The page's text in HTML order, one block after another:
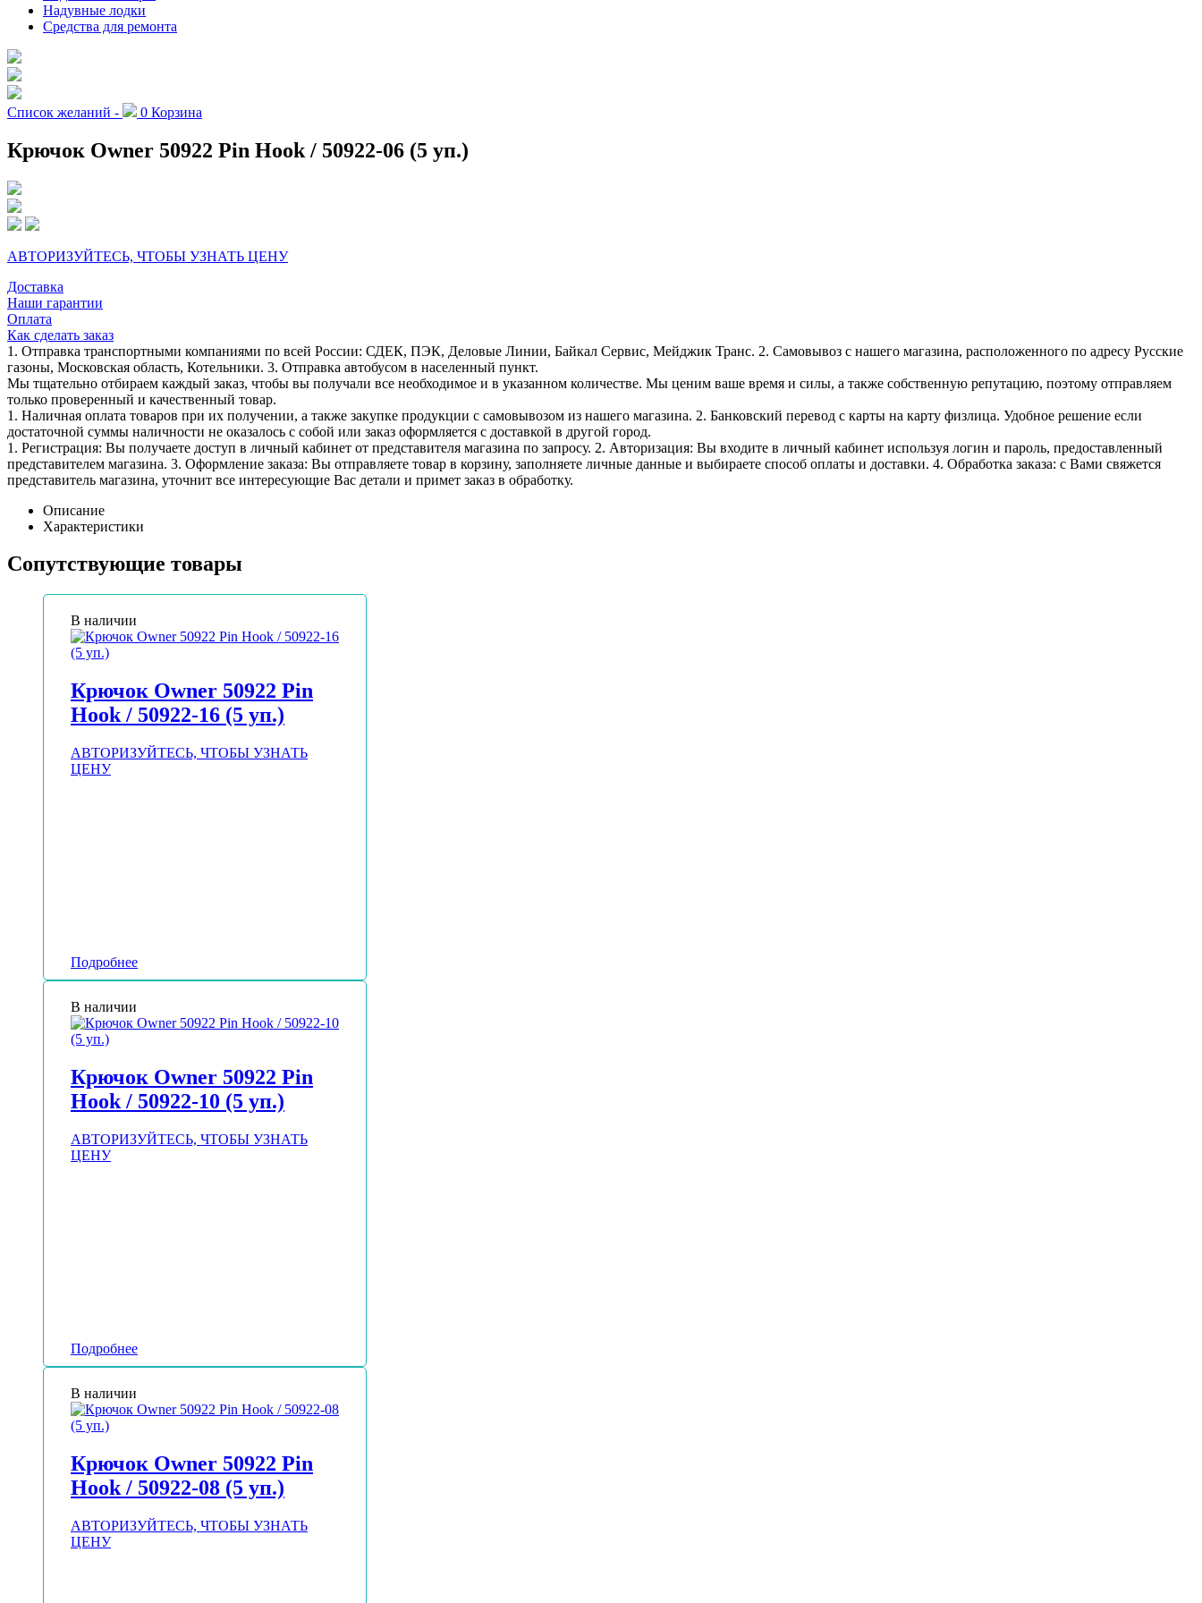
Надувные лодки
Средства для ремонта
Список желаний - 0 Корзина
Крючок Owner 50922 Pin Hook / 50922-06 (5 уп.)
АВТОРИЗУЙТЕСЬ, ЧТОБЫ УЗНАТЬ ЦЕНУ
Доставка
Наши гарантии
Оплата
Как сделать заказ
1. Отправка транспортными компаниями по всей России: СДЕК, ПЭК, Деловые Линии, Байкал Сервис, Мейджик Транс. 2. Самовывоз с нашего магазина, расположенного по адресу Русские
газоны, Московская область, Котельники. 3. Отправка автобусом в населенный пункт.
Мы тщательно отбираем каждый заказ, чтобы вы получали все необходимое и в указанном количестве. Мы ценим ваше время и силы, а также собственную репутацию, поэтому отправляем
только проверенный и качественный товар.
1. Наличная оплата товаров при их получении, а также закупке продукции с самовывозом из нашего магазина. 2. Банковский перевод с карты на карту физлица. Удобное решение если
достаточной суммы наличности не оказалось с собой или заказ оформляется с доставкой в другой город.
1. Регистрация: Вы получаете доступ в личный кабинет от представителя магазина по запросу. 2. Авторизация: Вы входите в личный кабинет используя логин и пароль, предоставленный
представителем магазина. 3. Оформление заказа: Вы отправляете товар в корзину, заполняете личные данные и выбираете способ оплаты и доставки. 4. Обработка заказа: с Вами свяжется
представитель магазина, уточнит все интересующие Вас детали и примет заказ в обработку.
Описание
Характеристики
Сопутствующие товары
В наличии
Крючок Owner 50922 Pin
Hook / 50922-16 (5 уп.)
АВТОРИЗУЙТЕСЬ, ЧТОБЫ УЗНАТЬ
ЦЕНУ
Подробнее
В наличии
Крючок Owner 50922 Pin
Hook / 50922-10 (5 уп.)
АВТОРИЗУЙТЕСЬ, ЧТОБЫ УЗНАТЬ
ЦЕНУ
Подробнее
В наличии
Крючок Owner 50922 Pin
Hook / 50922-08 (5 уп.)
АВТОРИЗУЙТЕСЬ, ЧТОБЫ УЗНАТЬ
ЦЕНУ